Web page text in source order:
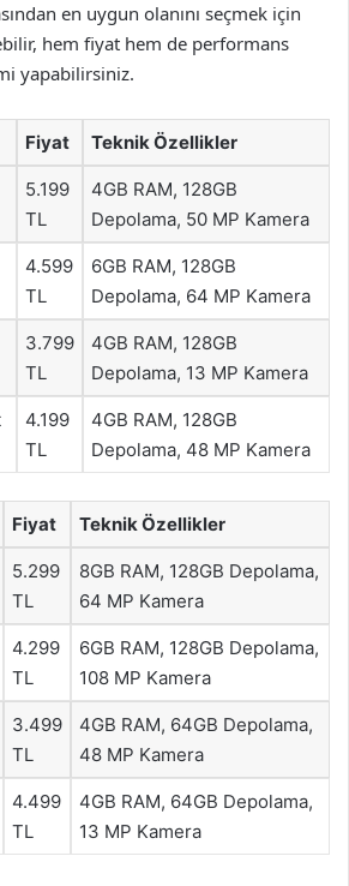
en uygun olanını seçmek için
hem fiyat hem de performans
yapabilirsiniz.
Fiyat Teknik Özellikler
5.199
TL
4GB RAM, 128GB
Depolama, 50 MP Kamera
4.599
TL
6GB RAM, 128GB
Depolama, 64 MP Kamera
3.799
TL
4GB RAM, 128GB
Depolama, 13 MP Kamera
4.199
TL
4GB RAM, 128GB
Depolama, 48 MP Kamera
Fiyat Teknik Özellikler
5.299
TL
8GB RAM, 128GB Depolama,
64 MP Kamera
4.299
TL
6GB RAM, 128GB Depolama,
108 MP Kamera
3.499
TL
4GB RAM, 64GB Depolama,
48 MP Kamera
4.499
TL
4GB RAM, 64GB Depolama,
13 MP Kamera